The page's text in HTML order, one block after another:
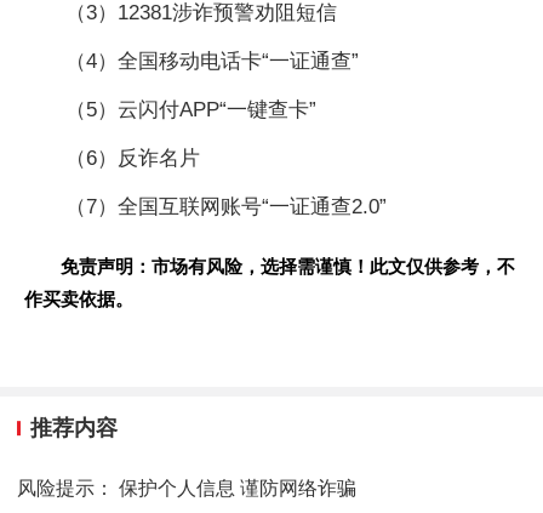
（3）12381涉诈预警劝阻短信
（4）全国移动电话卡“一证通查”
（5）云闪付APP“一键查卡”
（6）反诈名片
（7）全国互联网账号“一证通查2.0”
免责声明：市场有风险，选择需谨慎！此文仅供参考，不
作买卖依据。
推荐内容
风险提示： 保护个人信息 谨防网络诈骗